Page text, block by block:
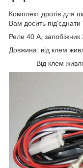
Комплект дротів для
Вам досить під'єднати
Реле 40 А, запобіжник
Довжина: від клем
Від клем